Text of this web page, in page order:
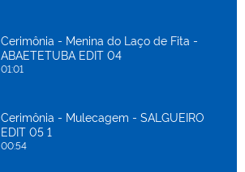
Cerimônia - Menina do Laço de Fita -
ABAETETUBA EDIT 04
01:01
Cerimônia - Mulecagem - SALGUEIRO
EDIT 05 1
00:54